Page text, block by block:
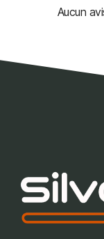
Aucun